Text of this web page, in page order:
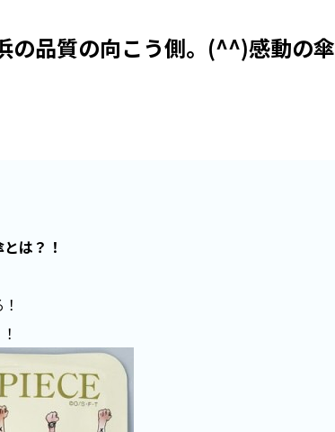
の品質の向こう側。(^^)感動の
は？！